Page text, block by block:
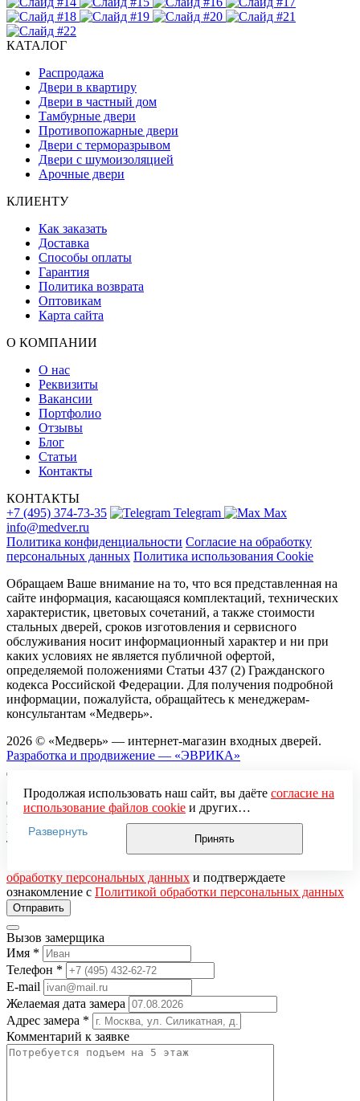
КАТАЛОГ
Распродажа
Двери в квартиру
Двери в частный дом
Тамбурные двери
Противопожарные двери
Двери с терморазрывом
Двери с шумоизоляцией
Арочные двери
КЛИЕНТУ
Как заказать
Доставка
Способы оплаты
Гарантия
Политика возврата
Оптовикам
Карта сайта
О КОМПАНИИ
О нас
Реквизиты
Вакансии
Портфолио
Отзывы
Блог
Статьи
Контакты
КОНТАКТЫ
+7 (495) 374-73-35
Telegram
Max
info@medver.ru
Политика конфиденциальности Согласие на обработку
персональных данных Политика использования Cookie
Обращаем Ваше внимание на то, что вся представленная на
сайте информация, касающаяся комплектаций, технических
характеристик, цветовых сочетаний, а также стоимости
стальных дверей, сроков изготовления и сервисного
обслуживания носит информационный характер и ни при
каких условиях не является публичной офертой,
определяемой положениями Статьи 437 (2) Гражданского
кодекса Российской Федерации. Для получения подробной
информации, пожалуйста, обращайтесь к менеджерам-
консультантам «Медверь».
2026 © «Медверь» — интернет-магазин входных дверей.
Разработка и продвижение — «ЭВРИКА»
Заказ обратного звонка
Имя *
Телефон
обработку персональных данных и подтверждаете
ознакомление с Политикой обработки персональных данных
Вызов замерщика
Имя *
Телефон *
E-mail
Желаемая дата замера
Адрес замера *
Комментарий к заявке
Продолжая использовать наш сайт, вы даёте согласие на
использование файлов cookieи других
пользовательских данных (включая IP-адрес, сведения о
местоположении, устройстве, действиях на сайте и т. п.)
для функционирования сайта, проведения
использования систем аналитики (например,
Яндекс.Метрика), в соответствии с нашейПолитикой
настройте ограничения в браузере или покиньте сайт.
Развернуть
Принять